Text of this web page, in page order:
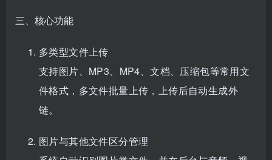
三、核心功能
多类型文件上传
支持图片、MP3、MP4、文档、压缩包等常用文
件格式，多文件批量上传，上传后自动生成外
链。
图片与其他文件区分管理